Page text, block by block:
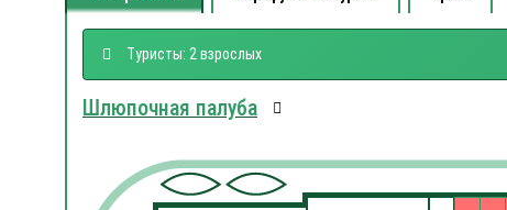
Туристы: 2 взрослых
Шлюпочная палуба